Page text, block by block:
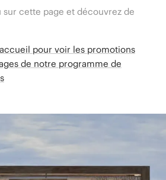
sur cette page et découvrez de
pour voir les promotions
de notre programme de